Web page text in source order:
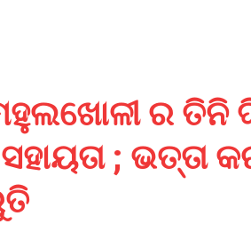
ର ତିନି
; ଭତ୍ତା